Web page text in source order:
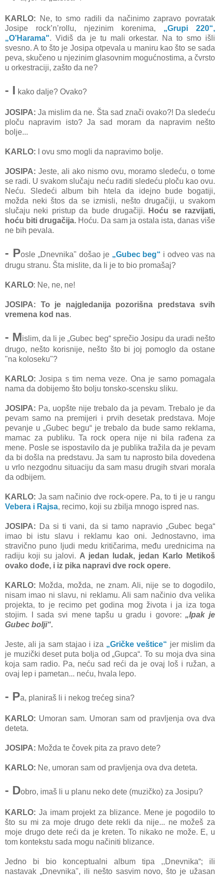
KARLO: Ne, to smo radili da načinimo zapravo povratak
Josipe rock’n’rollu, njezinim korenima, „Grupi 220“,
„O’Harama". Vidiš da je tu mali orkestar. Na to smo išli
svesno. A to što je Josipa otpevala u maniru kao što se sada
peva, skučeno u njezinim glasovnim mogućnostima, a čvrsto
u orkestraciji, zašto da ne?
- I kako dalje? Ovako?
JOSIPA: Ja mislim da ne. Šta sad znači ovako?! Da sledeću
ploču napravim isto? Ja sad moram da napravim nešto
bolje...
KARLO: I ovu smo mogli da napravimo bolje.
JOSIPA: Jeste, ali ako nismo ovu, moramo sledeću, o tome
se radi. U svakom slučaju neću raditi sledeću ploču kao ovu.
Neću. Sledeći album bih htela da idejno bude bogatiji,
možda neki štos da se izmisli, nešto drugačiji, u svakom
slučaju neki pristup da bude drugačiji.
Hoću se razvijati,
hoću biti drugačija. Hoću. Da sam ja ostala ista, danas više
ne bih pevala.
- Posle „Dnevnika" došao je „Gubec beg“ i odveo vas na
drugu stranu. Šta mislite, da li je to bio promašaj?
KARLO: Ne, ne, ne!
JOSIPA:
To je najgledanija pozorišna predstava svih
vremena kod nas.
- Mislim, da li je „Gubec beg“ sprečio Josipu da uradi nešto
drugo, nešto korisnije, nešto što bi joj pomoglo da ostane
"na koloseku"?
KARLO: Josipa s tim nema veze. Ona je samo pomagala
nama da dobijemo što bolju tonsko-scensku sliku.
JOSIPA: Pa, uopšte nije trebalo da ja pevam. Trebalo je da
pevam samo na premijeri i prvih desetak predstava. Moje
pevanje u „Gubec begu“ je trebalo da bude samo reklama,
mamac za publiku. Ta rock opera nije ni bila rađena za
mene. Posle se ispostavilo da je publika tražila da je pevam
da bi došla na predstavu. Ja sam tu naprosto bila dovedena
u vrlo nezgodnu situaciju da sam masu drugih stvari morala
da odbijem.
KARLO: Ja sam načinio dve rock-opere. Pa, to ti je u rangu
Vebera i Rajsa, recimo, koji su zbilja mnogo ispred nas.
JOSIPA: Da si ti vani, da si tamo napravio „Gubec bega“
imao bi istu slavu i reklamu kao oni. Jednostavno, ima
stravično puno ljudi medu kritičarima, među urednicima na
radiju koji su jalovi. A jedan ludak, jedan Karlo Metikoš
ovako dođe, i iz pika napravi dve rock opere.
KARLO: Možda, možda, ne znam. Ali, nije se to dogodilo,
nisam imao ni slavu, ni reklamu. Ali sam načinio dva velika
projekta, to je recimo pet godina mog života i ja iza toga
stojim. I sada svi mene tapšu u gradu i govore:„Ipak je
Gubec bolji“.
Jeste, ali ja sam stajao i iza „Gričke veštice“ jer mislim da
je muzički deset puta bolja od „Gupca“. To su moja dva sina
koja sam radio. Pa, neću sad reći da je ovaj loš i ružan, a
ovaj lep i pametan... neću, hvala lepo.
- Pa, planiraš li i nekog trećeg sina?
KARLO: Umoran sam. Umoran sam od pravljenja ova dva
deteta.
JOSIPA: Možda te čovek pita za pravo dete?
KARLO: Ne, umoran sam od pravljenja ova dva deteta.
- Dobro, imaš li u planu neko dete (muzičko) za Josipu?
KARLO: Ja imam projekt za blizance. Mene je pogodilo to
što su mi za moje drugo dete rekli da nije... ne možeš za
moje drugo dete reći da je kreten. To nikako ne može. E, u
tom kontekstu sada mogu načiniti blizance.
Jedno bi bio konceptualni album tipa ,,Dnevnika“; ili
nastavak „Dnevnika", ili nešto sasvim novo, što je užasan